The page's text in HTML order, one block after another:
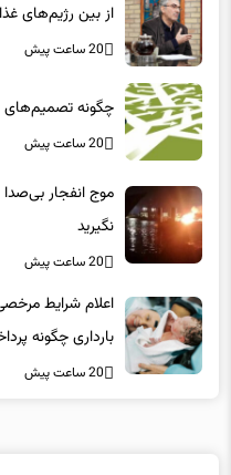
از بین رژیم‌های
20 ساعت پیش
چگونه تصمیم‌های
20 ساعت پیش
موج انفجار بی‌صدا
نگیرید
20 ساعت پیش
بارداری چگونه
20 ساعت پیش